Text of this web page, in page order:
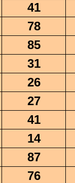
41
78
85
31
26
27
41
14
87
76